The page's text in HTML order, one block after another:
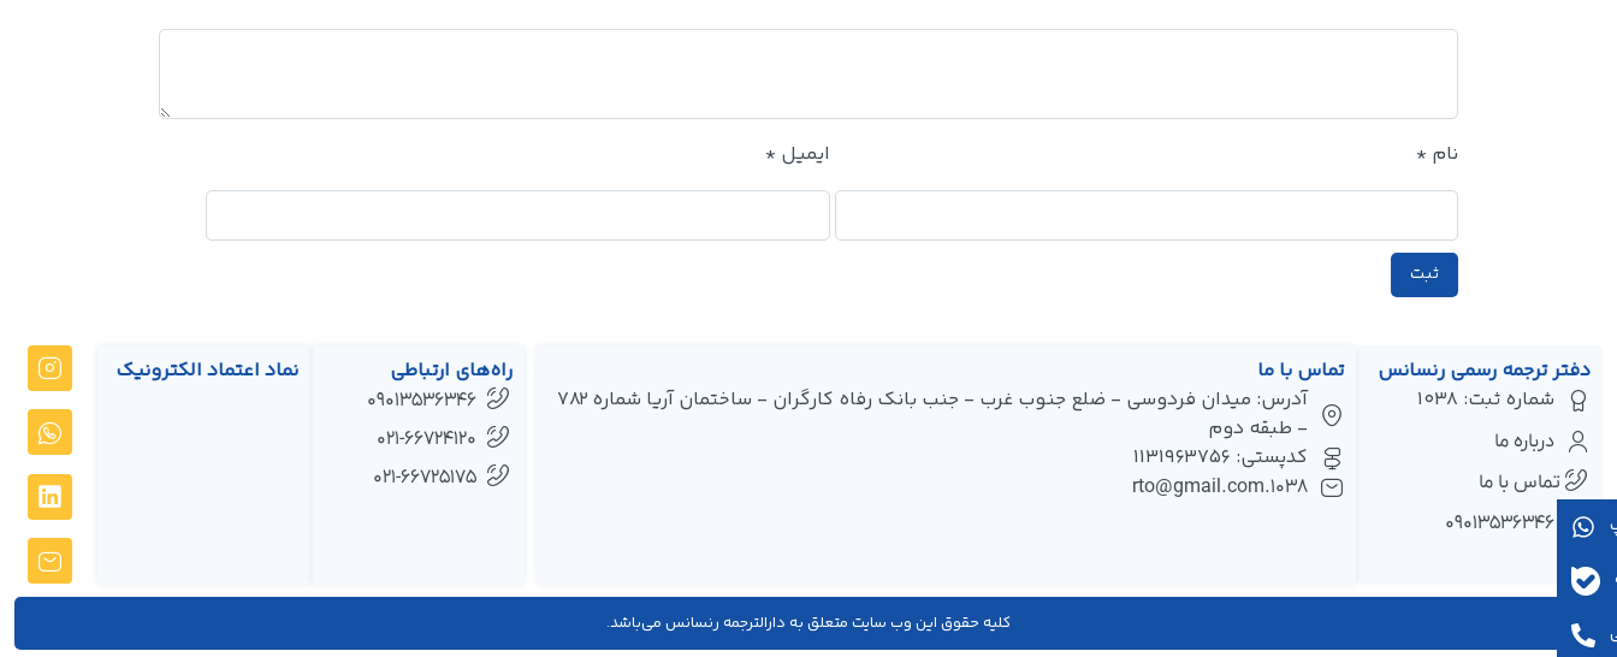
نام * ایمیل *
دفتر ترجمه رسمی رنسانس
شماره ثبت: 1038
درباره ما
تماس با ما
۰۹۰۱۳۵۳۶۳۴۶
تماس با ما
آدرس: میدان فردوسی - ضلع جنوب غرب - جنب بانک رفاه کارگران - ساختمان آریا شماره 782
- طبقه دوم
کدپستی: 1131963756
1038.rto@gmail.com
راه‌های ارتباطی
09013536346
021-66724120
021-66725175
نماد اعتماد الکترونیک
کليه حقوق اين وب سایت متعلق به دارالترجمه رنسانس می‌باشد.